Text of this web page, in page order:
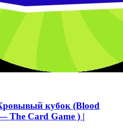
кубок (Blood
The Card Game ) |